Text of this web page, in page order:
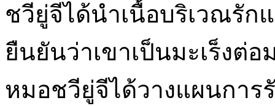
ชวียู่จีได้นำเนื้อบริเวณรัก
ยืนยันว่าเขาเป็นมะเร็งต่
หมอชวียู่จีได้วางแผนการ